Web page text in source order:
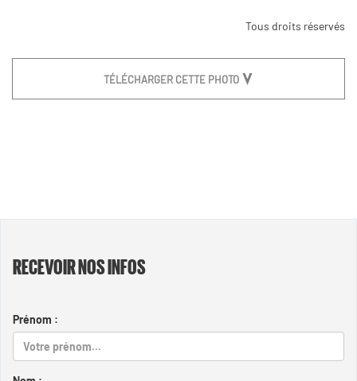
Tous droits réservés
TÉLÉCHARGER CETTE PHOTO
RECEVOIR NOS INFOS
Prénom :